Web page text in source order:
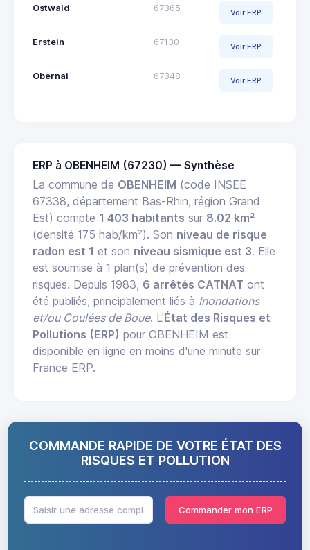
Ostwald 67365 Voir ERP
Erstein 67130 Voir ERP
Obernai 67348 Voir ERP
ERP à OBENHEIM (67230) — Synthèse
La commune de OBENHEIM (code INSEE
67338, département Bas-Rhin, région Grand
Est) compte 1 403 habitants sur 8.02 km²
(densité 175 hab/km²). Son niveau de risque
radon est 1 et son niveau sismique est 3. Elle
est soumise à 1 plan(s) de prévention des
risques. Depuis 1983, 6 arrêtés CATNAT ont
été publiés, principalement liés à Inondations
et/ou Coulées de Boue. L'État des Risques et
Pollutions (ERP) pour OBENHEIM est
disponible en ligne en moins d'une minute sur
France ERP.
COMMANDE RAPIDE DE VOTRE ÉTAT DES
RISQUES ET POLLUTION
Commander mon ERP